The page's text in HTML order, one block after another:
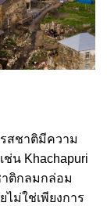
สชาติมีความ
น Khachapuri
ติกลมกล่อม
ไม่ใช่เพียงการ